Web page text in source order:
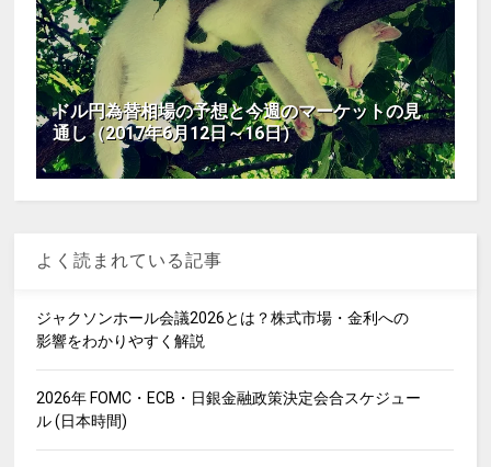
ドル円為替相場の予想と今週のマーケットの見
通し（2017年6月12日～16日）
よく読まれている記事
ジャクソンホール会議2026とは？株式市場・金利への
影響をわかりやすく解説
2026年 FOMC・ECB・日銀金融政策決定会合スケジュー
ル (日本時間)